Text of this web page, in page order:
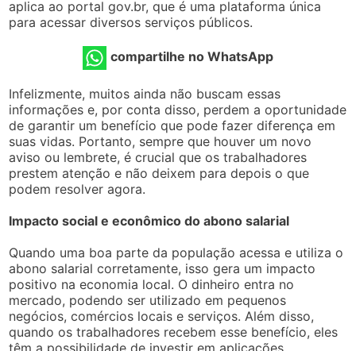
aplica ao portal gov.br, que é uma plataforma única
para acessar diversos serviços públicos.
compartilhe no WhatsApp
Infelizmente, muitos ainda não buscam essas
informações e, por conta disso, perdem a oportunidade
de garantir um benefício que pode fazer diferença em
suas vidas. Portanto, sempre que houver um novo
aviso ou lembrete, é crucial que os trabalhadores
prestem atenção e não deixem para depois o que
podem resolver agora.
Impacto social e econômico do abono salarial
Quando uma boa parte da população acessa e utiliza o
abono salarial corretamente, isso gera um impacto
positivo na economia local. O dinheiro entra no
mercado, podendo ser utilizado em pequenos
negócios, comércios locais e serviços. Além disso,
quando os trabalhadores recebem esse benefício, eles
têm a possibilidade de investir em aplicações,